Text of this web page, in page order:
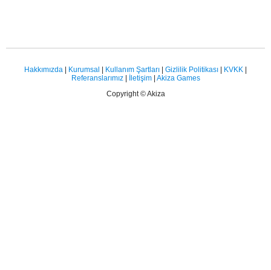
Hakkımızda Kurumsal Kullanım Şartları Gizlilik Politikası KVKK
Referanslarımız| İletişim| Akiza Games
Copyright © Akiza